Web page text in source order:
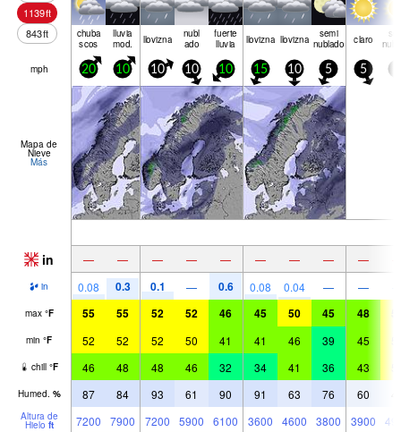
1139ft
843ft chuba
scos
lluvia
mod. llov­izna nubl
ado
fuerte
lluvia llov­izna llov­izna semi
nublado claro
mph 20 10 10 10 10 15 10 5 5
Mapa de
Nieve
Más
in — — — — — — — — —
in 0.08 0.3 0.1 — 0.6 0.08 0.04 — —
max °F 55 55 52 52 46 45 50 45 48
min °F 52 52 52 50 41 41 46 39 45
chill °F 46 48 48 46 32 34 41 36 43
Humed. % 87 84 93 61 90 91 63 76 60
Altura de
Hielo ft 7200 7900 7200 5900 6100 3600 4600 3800 3900